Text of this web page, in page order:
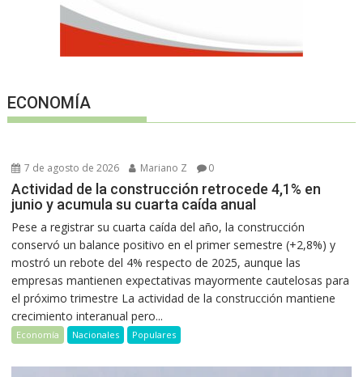
ECONOMÍA
7 de agosto de 2026 Mariano Z 0
Actividad de la construcción retrocede 4,1% en
junio y acumula su cuarta caída anual
Pese a registrar su cuarta caída del año, la construcción
conservó un balance positivo en el primer semestre (+2,8%) y
mostró un rebote del 4% respecto de 2025, aunque las
empresas mantienen expectativas mayormente cautelosas para
el próximo trimestre La actividad de la construcción mantiene
crecimiento interanual pero...
Economía Nacionales Populares